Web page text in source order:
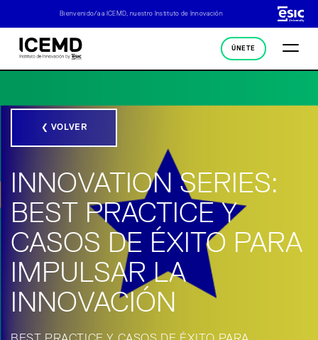
Bienvenido/a a ICEMD, nuestro Instituto de Innovación
ÚNETE
❮ VOLVER
INNOVATION SERIES:
BEST PRACTICE Y
CASOS DE ÉXITO PARA
IMPULSAR LA
INNOVACIÓN